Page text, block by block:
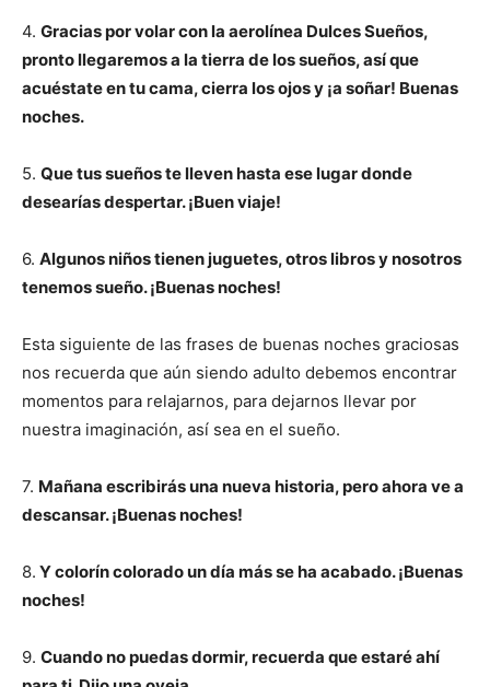
4. Gracias por volar con la aerolínea Dulces Sueños,
pronto llegaremos a la tierra de los sueños, así que
acuéstate en tu cama, cierra los ojos y ¡a soñar! Buenas
noches.
5. Que tus sueños te lleven hasta ese lugar donde
desearías despertar. ¡Buen viaje!
6. Algunos niños tienen juguetes, otros libros y nosotros
tenemos sueño. ¡Buenas noches!
Esta siguiente de las frases de buenas noches graciosas
nos recuerda que aún siendo adulto debemos encontrar
momentos para relajarnos, para dejarnos llevar por
nuestra imaginación, así sea en el sueño.
7. Mañana escribirás una nueva historia, pero ahora ve a
descansar. ¡Buenas noches!
8. Y colorín colorado un día más se ha acabado. ¡Buenas
noches!
9. Cuando no puedas dormir, recuerda que estaré ahí